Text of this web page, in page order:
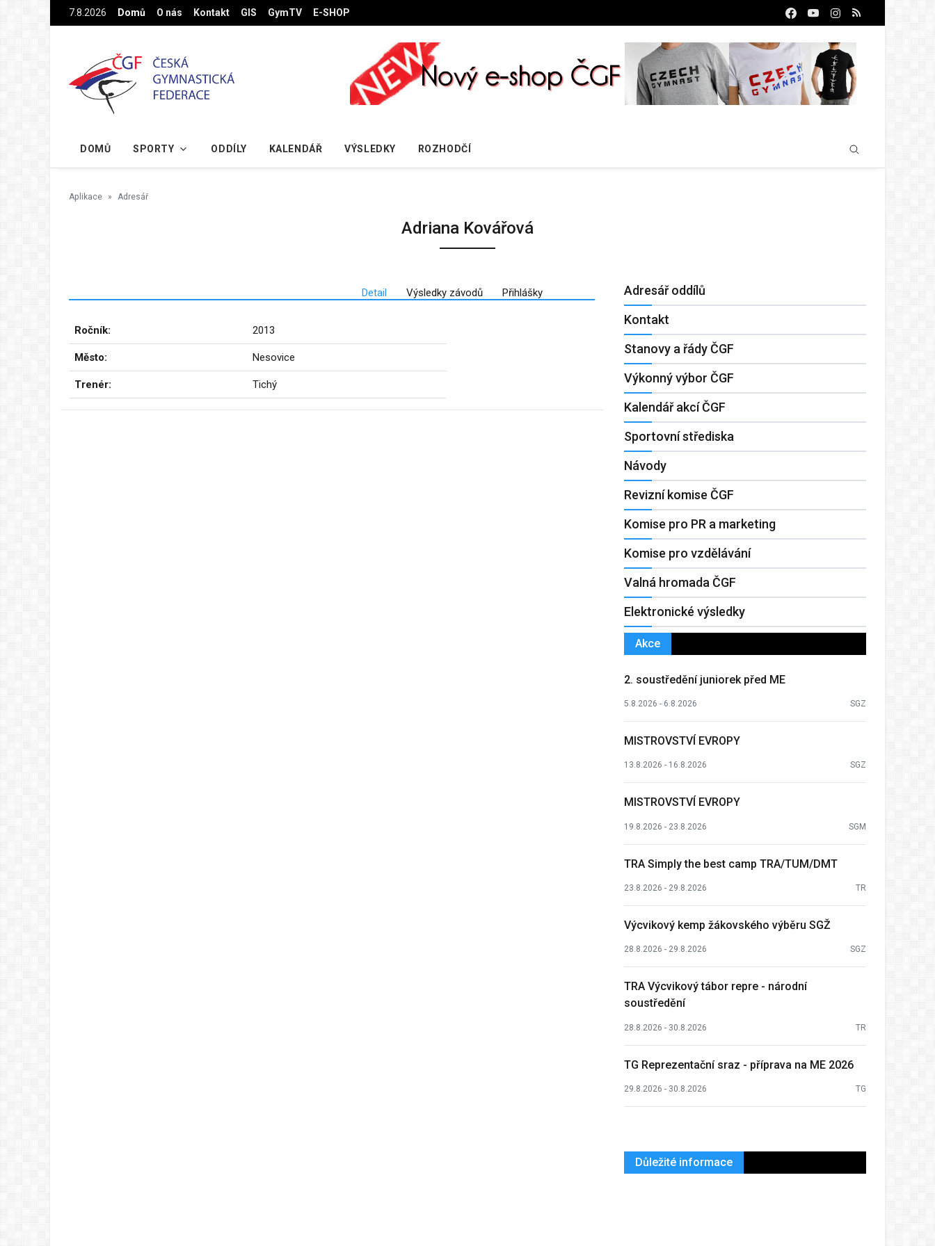
Na hlavní obsah7.8.2026 Domů O nás Kontakt GIS GymTV E-SHOP
DOMŮ SPORTY ODDÍLY KALENDÁŘ VÝSLEDKY ROZHODČÍ
Aplikace Adresář
Adriana Kovářová
Detail Výsledky závodů Přihlášky
Ročník: 2013
Město: Nesovice
Trenér: Tichý
Adresář oddílů
Kontakt
Stanovy a řády ČGF
Výkonný výbor ČGF
Kalendář akcí ČGF
Sportovní střediska
Návody
Revizní komise ČGF
Komise pro PR a marketing
Komise pro vzdělávání
Valná hromada ČGF
Elektronické výsledky
Akce
2. soustředění juniorek před ME
5.8.2026 - 6.8.2026 SGZ
MISTROVSTVÍ EVROPY
13.8.2026 - 16.8.2026 SGZ
MISTROVSTVÍ EVROPY
19.8.2026 - 23.8.2026 SGM
TRA Simply the best camp TRA/TUM/DMT
23.8.2026 - 29.8.2026 TR
Výcvikový kemp žákovského výběru SGŽ
28.8.2026 - 29.8.2026 SGZ
TRA Výcvikový tábor repre - národní
soustředění
28.8.2026 - 30.8.2026 TR
TG Reprezentační sraz - příprava na ME 2026
29.8.2026 - 30.8.2026 TG
Důležité informace